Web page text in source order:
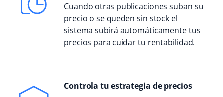
Cuando otras publicaciones suban su
precio o se queden sin stock el
sistema subirá automáticamente tus
precios para cuidar tu rentabilidad.
Controla tu estrategia de precios